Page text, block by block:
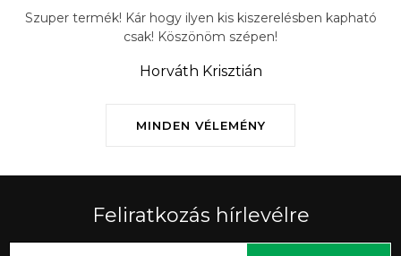
MINDEN VÉLEMÉNY
Szuper termék! Kár hogy ilyen kis kiszerelésben kapható
csak! Köszönöm szépen!
Horváth Krisztián
Feliratkozás hírlevélre